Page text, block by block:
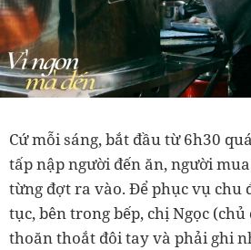
Cứ mỗi sáng, bắt đầu từ 6h30
tấp nập người đến ăn, người
từng đợt ra vào. Để phục vụ chu
tục, bên trong bếp, chị Ngọc
thoăn thoắt đôi tay và phải ghi